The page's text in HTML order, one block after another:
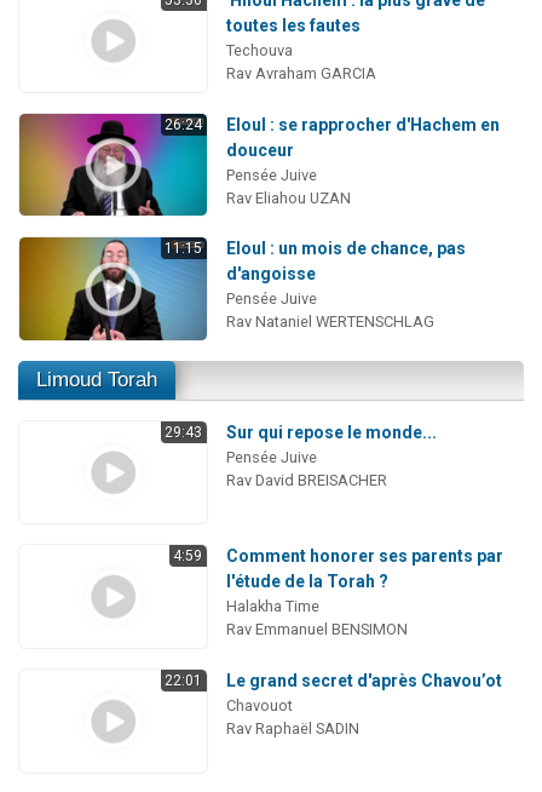
toutes les fautes
Techouva
Rav Avraham GARCIA
26:24
Eloul : se rapprocher d'Hachem en
douceur
Pensée Juive
Rav Eliahou UZAN
11:15
Eloul : un mois de chance, pas
d'angoisse
Pensée Juive
Rav Nataniel WERTENSCHLAG
Limoud Torah
29:43 Sur qui repose le monde...
Pensée Juive
Rav David BREISACHER
4:59
Comment honorer ses parents par
l'étude de la Torah ?
Halakha Time
Rav Emmanuel BENSIMON
22:01 Le grand secret d'après Chavou’ot
Chavouot
Rav Raphaël SADIN